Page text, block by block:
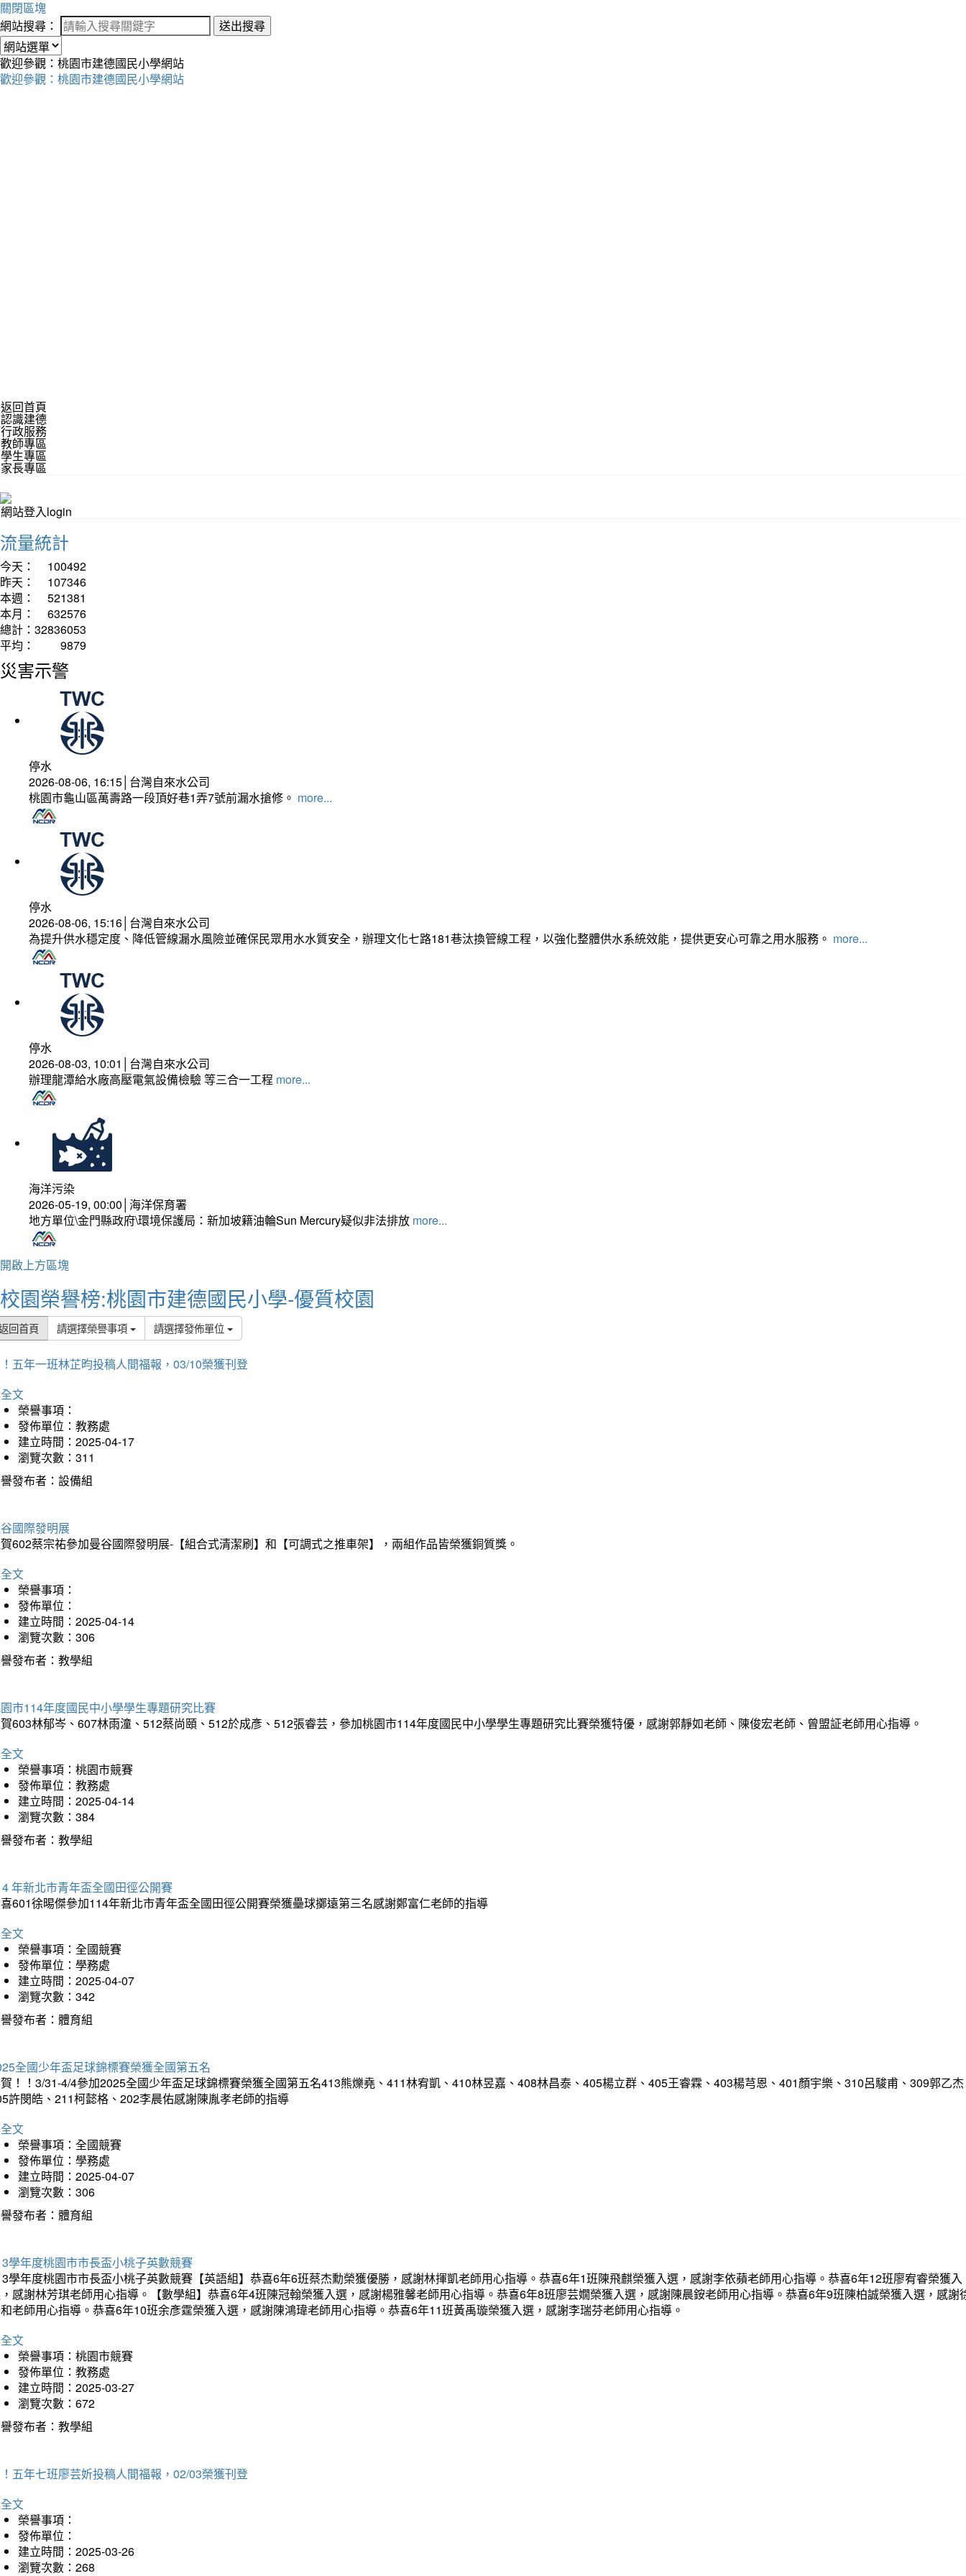
關閉區塊
網站搜尋：
送出搜尋
歡迎參觀：桃園市建德國民小學網站
歡迎參觀：桃園市建德國民小學網站
返回首頁
認識建德
行政服務
教師專區
學生專區
家長專區
網站登入login
流量統計
今天：
100492
昨天：
107346
本週：
521381
本月：
632576
總計： 32836053
平均：
9879
災害示警
停水
2026-08-06, 16:15│台灣自來水公司
桃園市龜山區萬壽路一段頂好巷1弄7號前漏水搶修。 more...
停水
2026-08-06, 15:16│台灣自來水公司
為提升供水穩定度、降低管線漏水風險並確保民眾用水水質安全，辦理文化七路181巷汰換管線工程，以強化整體供水系統效能，提供更安心可靠之用水服務。 more...
停水
2026-08-03, 10:01│台灣自來水公司
辦理龍潭給水廠高壓電氣設備檢驗 等三合一工程 more...
海洋污染
2026-05-19, 00:00│海洋保育署
地方單位\金門縣政府\環境保護局：新加坡籍油輪Sun Mercury疑似非法排放 more...
開啟上方區塊
校園榮譽榜:桃園市建德國民小學-優質校園
回首頁 請選擇榮譽事項 請選擇發佈單位
五年一班林芷昀投稿人間福報，03/10榮獲刊登
文
榮譽事項：
發佈單位：教務處
建立時間：2025-04-17
瀏覽次數：311
發布者：設備組
國際發明展
602蔡宗祐參加曼谷國際發明展-【組合式清潔刷】和【可調式之推車架】，兩組作品皆榮獲銅質獎。
文
榮譽事項：
發佈單位：
建立時間：2025-04-14
瀏覽次數：306
發布者：教學組
市114年度國民中小學學生專題研究比賽
603林郁岑、607林雨潼、512蔡尚頤、512於成彥、512張睿芸，參加桃園市114年度國民中小學學生專題研究比賽榮獲特優，感謝郭靜如老師、陳俊宏老師、曾盟証老師用心指導。
文
榮譽事項：桃園市競賽
發佈單位：教務處
建立時間：2025-04-14
瀏覽次數：384
發布者：教學組
年新北市青年盃全國田徑公開賽
601徐晹傑參加114年新北市青年盃全國田徑公開賽榮獲壘球擲遠第三名感謝鄭富仁老師的指導
文
榮譽事項：全國競賽
發佈單位：學務處
建立時間：2025-04-07
瀏覽次數：342
發布者：體育組
全國少年盃足球錦標賽榮獲全國第五名
！！3/31-4/4參加2025全國少年盃足球錦標賽榮獲全國第五名413熊爍堯、411林宥凱、410林昱嘉、408林昌泰、405楊立群、405王睿霖、403楊芎恩、401顏宇樂、310呂駿甫、309郭乙
許閔皓、211柯懿格、202李晨佑感謝陳胤孝老師的指導
文
榮譽事項：全國競賽
發佈單位：學務處
建立時間：2025-04-07
瀏覽次數：306
發布者：體育組
學年度桃園市市長盃小桃子英數競賽
學年度桃園市市長盃小桃子英數競賽【英語組】恭喜6年6班蔡杰勳榮獲優勝，感謝林揮凱老師用心指導。恭喜6年1班陳飛麒榮獲入選，感謝李依蘋老師用心指導。恭喜6年12班廖宥睿榮獲入
感謝林芳琪老師用心指導。【數學組】恭喜6年4班陳冠翰榮獲入選，感謝楊雅馨老師用心指導。恭喜6年8班廖芸嫺榮獲入選，感謝陳晨銨老師用心指導。恭喜6年9班陳柏誠榮獲入選，感謝
老師用心指導。恭喜6年10班余彥霆榮獲入選，感謝陳鴻瑋老師用心指導。恭喜6年11班黃禹璇榮獲入選，感謝李瑞芬老師用心指導。
文
榮譽事項：桃園市競賽
發佈單位：教務處
建立時間：2025-03-27
瀏覽次數：672
發布者：教學組
五年七班廖芸妡投稿人間福報，02/03榮獲刊登
文
榮譽事項：
發佈單位：
建立時間：2025-03-26
瀏覽次數：268